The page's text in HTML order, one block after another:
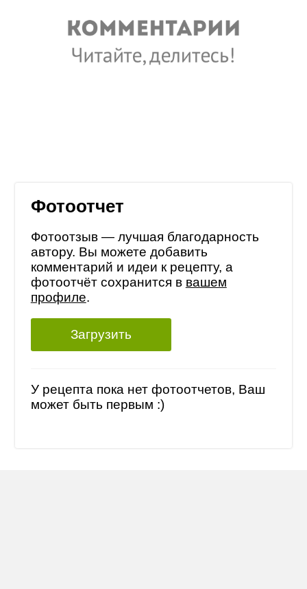
Фотоотчет
Фотоотзыв — лучшая благодарность
автору. Вы можете добавить
комментарий и идеи к рецепту, а
фотоотчёт сохранится в вашем
профиле.
Загрузить
У рецепта пока нет фотоотчетов, Ваш
может быть первым :)